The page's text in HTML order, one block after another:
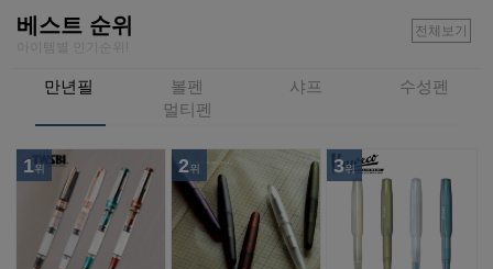
베스트 순위
아이템별 인기순위!
전체보기
만년필
볼펜
멀티펜
샤프 수성펜
1위 2위 3위